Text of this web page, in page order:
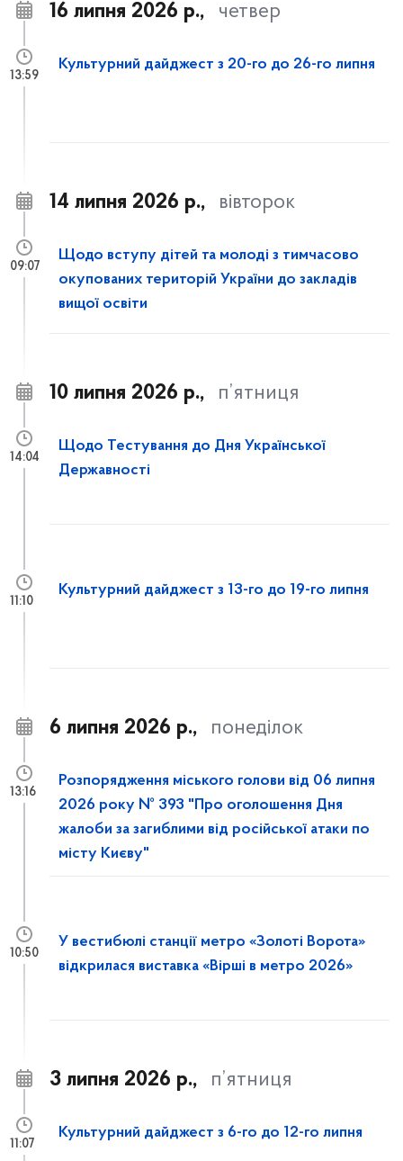
16 липня 2026 р., четвер
Культурний дайджест з 20-го до 26-го липня
13:59
14 липня 2026 р., вівторок
Щодо вступу дітей та молоді з тимчасово
окупованих територій України до закладів
вищої освіти
09:07
10 липня 2026 р., п’ятниця
Щодо Тестування до Дня Української
Державності
14:04
Культурний дайджест з 13-го до 19-го липня
11:10
6 липня 2026 р., понеділок
Розпорядження міського голови від 06 липня
2026 року № 393 "Про оголошення Дня
жалоби за загиблими від російської атаки по
місту Києву"
13:16
У вестибюлі станції метро «Золоті Ворота»
відкрилася виставка «Вірші в метро 2026»
10:50
3 липня 2026 р., п’ятниця
Культурний дайджест з 6-го до 12-го липня
11:07